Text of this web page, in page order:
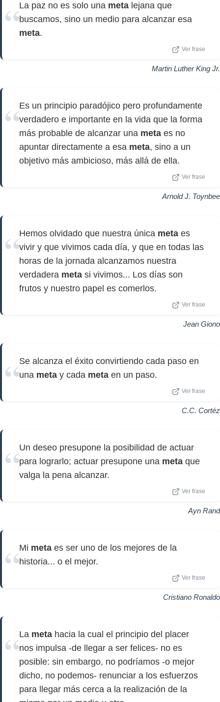
La paz no es solo una meta lejana que
buscamos, sino un medio para alcanzar esa
meta.
Ver frase
Martin Luther King Jr.
Es un principio paradójico pero profundamente
verdadero e importante en la vida que la forma
más probable de alcanzar una meta es no
apuntar directamente a esa meta, sino a un
objetivo más ambicioso, más allá de ella.
Ver frase
Arnold J. Toynbee
Hemos olvidado que nuestra única meta es
vivir y que vivimos cada día, y que en todas las
horas de la jornada alcanzamos nuestra
verdadera meta si vivimos... Los días son
frutos y nuestro papel es comerlos.
Ver frase
Jean Giono
Se alcanza el éxito convirtiendo cada paso en
una meta y cada meta en un paso.
Ver frase
C.C. Cortéz
Un deseo presupone la posibilidad de actuar
para lograrlo; actuar presupone una meta que
valga la pena alcanzar.
Ver frase
Ayn Rand
Mi meta es ser uno de los mejores de la
historia... o el mejor.
Ver frase
Cristiano Ronaldo
La meta hacia la cual el principio del placer
nos impulsa -de llegar a ser felices- no es
posible: sin embargo, no podríamos -o mejor
dicho, no podemos- renunciar a los esfuerzos
para llegar más cerca a la realización de la